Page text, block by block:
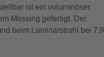
ist ein voluminöser
Messing gefertigt. Der
beim Laminarstrahl bei 7,9